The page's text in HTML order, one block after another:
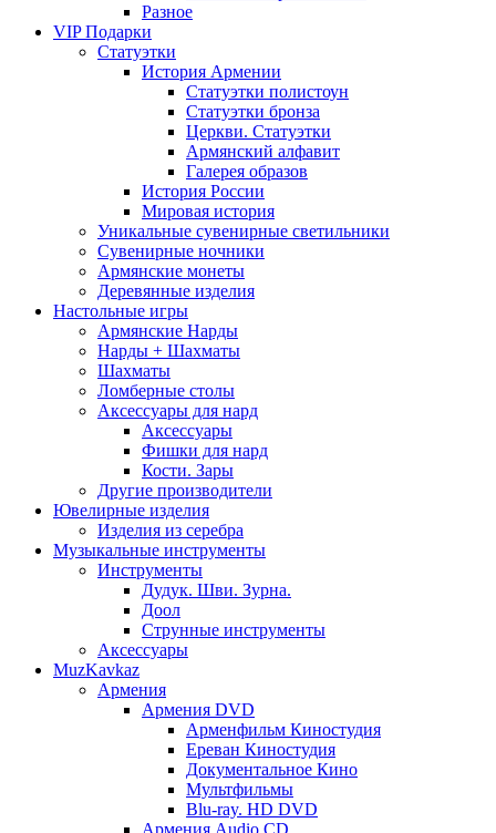
Разное
VIP Подарки
Статуэтки
История Армении
Статуэтки полистоун
Статуэтки бронза
Церкви. Статуэтки
Армянский алфавит
Галерея образов
История России
Мировая история
Уникальные сувенирные светильники
Сувенирные ночники
Армянские монеты
Деревянные изделия
Настольные игры
Армянские Нарды
Нарды + Шахматы
Шахматы
Ломберные столы
Аксессуары для нард
Аксессуары
Фишки для нард
Кости. Зары
Другие производители
Ювелирные изделия
Изделия из серебра
Музыкальные инструменты
Инструменты
Дудук. Шви. Зурна.
Доол
Струнные инструменты
Аксессуары
MuzKavkaz
Армения
Армения DVD
Арменфильм Киностудия
Ереван Киностудия
Документальное Кино
Мультфильмы
Blu-ray. HD DVD
Армения Audio CD